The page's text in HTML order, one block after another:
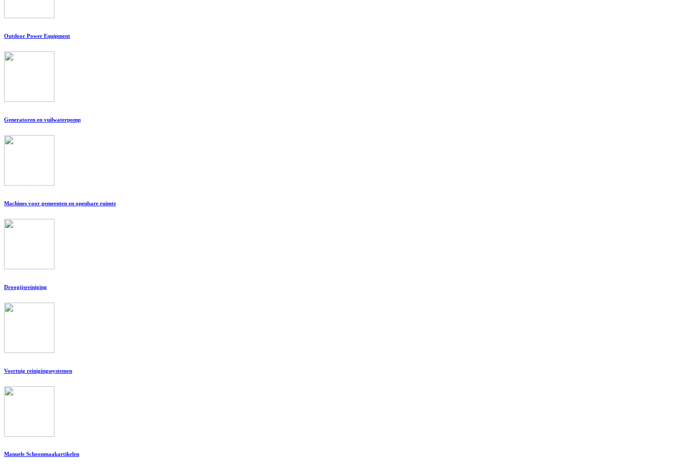
Outdoor Power Equipment
Generatoren en vuilwaterpomp
Machines voor gemeenten en openbare ruimte
Droogijsreiniging
Voertuig reinigingssystemen
Manuele Schoonmaakartikelen